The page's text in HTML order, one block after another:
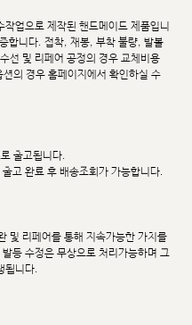
업으로 제작된 핸드메이드 제품입니
합니다. 접착, 재봉, 부착 불량, 발볼
선 및 리페어 공정의 경우 교체비용
의 경우 홈페이지에서 확인하실 수
출고됩니다.
고 완료 후 배송조회가 가능합니다.
및 리페어를 통해 지속가능한 가치를
등 수정은 무상으로 처리가능하며 그
됩니다.